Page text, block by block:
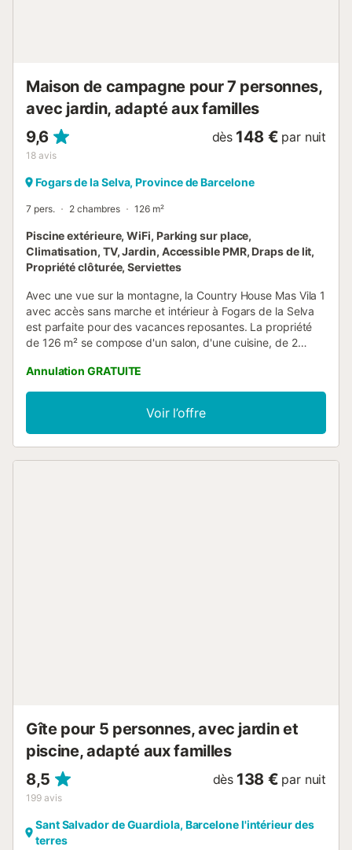
Maison de campagne pour 7 personnes,
avec jardin, adapté aux familles
9,6
18 avis
dès 148 € par nuit
Fogars de la Selva, Province de Barcelone
7 pers. 2 chambres 126 m²
Piscine extérieure, WiFi, Parking sur place,
Climatisation, TV, Jardin, Accessible PMR, Draps de lit,
Propriété clôturée, Serviettes
Avec une vue sur la montagne, la Country House Mas Vila 1
avec accès sans marche et intérieur à Fogars de la Selva
est parfaite pour des vacances reposantes. La propriété
de 126 m² se compose d'un salon, d'une cuisine, de 2
personnes. Les équipements supplémentaires
comprennent le Wi-Fi haut débit (adapté aux appels
vidéo), une télévision, la climatisation ainsi qu'une machine
à laver. De plus, une table de ping-pong et un billard sont
disponibles dans la propriété. Un lit bébé et 2 chaises
Annulation GRATUITE
Voir l’offre
Gîte pour 5 personnes, avec jardin et
piscine, adapté aux familles
8,5
199 avis
dès 138 € par nuit
Sant Salvador de Guardiola, Barcelone l'intérieur des
terres